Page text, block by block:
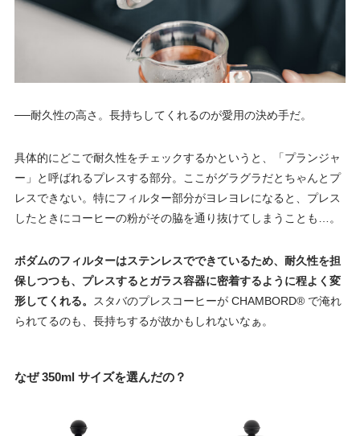
──耐久性の高さ。長持ちしてくれるのが愛用の決め手だ。
具体的にどこで耐久性をチェックするかというと、「プランジャ
ー」と呼ばれるプレスする部分。ここがグラグラだとちゃんとプ
レスできない。特にフィルター部分がヨレヨレになると、プレス
したときにコーヒーの粉がその脇を通り抜けてしまうことも…。
ボダムのフィルターはステンレスでできているため、耐久性を担
保しつつも、プレスするとガラス容器に密着するように程よく変
形してくれる。
スタバのプレスコーヒーが CHAMBORD® で淹れ
られてるのも、長持ちするが故かもしれないなぁ。
なぜ 350ml サイズを選んだの？